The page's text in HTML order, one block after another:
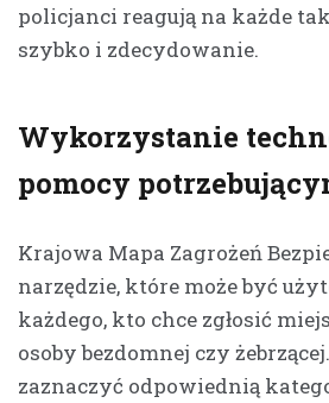
policjanci reagują na każde
szybko i zdecydowanie.
Wykorzystanie
pomocy
Krajowa Mapa Zagrożeń
narzędzie, które może być
każdego, kto chce zgłosić
osoby bezdomnej czy
zaznaczyć odpowiednią